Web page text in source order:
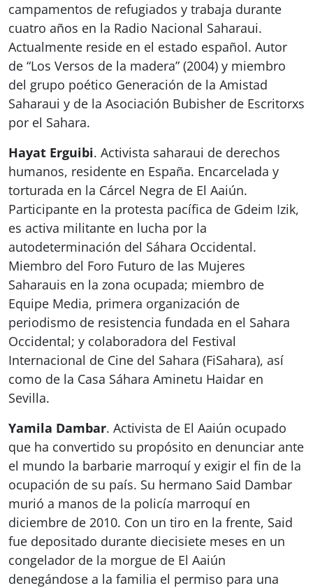
campamentos de refugiados y trabaja durante
cuatro años en la Radio Nacional Saharaui.
Actualmente reside en el estado español. Autor
de “Los Versos de la madera” (2004) y miembro
del grupo poético Generación de la Amistad
Saharaui y de la Asociación Bubisher de Escritorxs
por el Sahara.
Hayat Erguibi. Activista saharaui de derechos
humanos, residente en España. Encarcelada y
torturada en la Cárcel Negra de El Aaiún.
Participante en la protesta pacífica de Gdeim Izik,
es activa militante en lucha por la
autodeterminación del Sáhara Occidental.
Miembro del Foro Futuro de las Mujeres
Saharauis en la zona ocupada; miembro de
Equipe Media, primera organización de
periodismo de resistencia fundada en el Sahara
Occidental; y colaboradora del Festival
Internacional de Cine del Sahara (FiSahara), así
como de la Casa Sáhara Aminetu Haidar en
Sevilla.
Yamila Dambar. Activista de El Aaiún ocupado
que ha convertido su propósito en denunciar ante
el mundo la barbarie marroquí y exigir el fin de la
ocupación de su país. Su hermano Said Dambar
murió a manos de la policía marroquí en
diciembre de 2010. Con un tiro en la frente, Said
fue depositado durante diecisiete meses en un
congelador de la morgue de El Aaiún
denegándose a la familia el permiso para una